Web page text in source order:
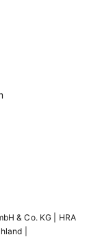
& Co. KG | HRA
|